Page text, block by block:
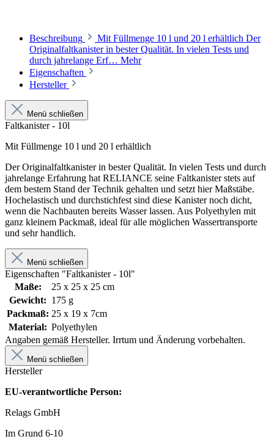
Beschreibung
Mit Füllmenge 10 l und 20 l erhältlich Der
Originalfaltkanister in bester Qualität. In vielen Tests und
durch jahrelange Erf… Mehr
Eigenschaften
Hersteller
Menü schließen
Faltkanister - 10l
Mit Füllmenge 10 l und 20 l erhältlich
Der Originalfaltkanister in bester Qualität. In vielen Tests und durch
jahrelange Erfahrung hat RELIANCE seine Faltkanister stets auf
dem bestem Stand der Technik gehalten und setzt hier Maßstäbe.
Hochelastisch und durchstichfest sind diese Kanister noch dicht,
wenn die Nachbauten bereits Wasser lassen. Aus Polyethylen mit
ganz kleinem Packmaß, ideal für alle möglichen Wassertransporte
und sehr handlich.
Menü schließen
Eigenschaften "Faltkanister - 10l"
Maße:
25 x 25 x 25 cm
Gewicht: 175 g
Packmaß: 25 x 19 x 7cm
Material: Polyethylen
Angaben gemäß Hersteller. Irrtum und Änderung vorbehalten.
Menü schließen
Hersteller
EU-verantwortliche Person:
Relags GmbH
Im Grund 6-10